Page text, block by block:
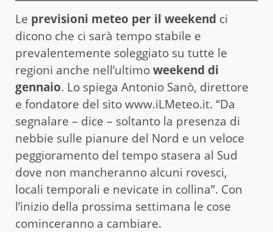
Le previsioni meteo per il weekend ci
dicono che ci sarà tempo stabile e
prevalentemente soleggiato su tutte le
regioni anche nell’ultimoweekend di
gennaio. Lo spiega Antonio Sanò, direttore
e fondatore del sito www.iLMeteo.it. “Da
segnalare – dice – soltanto la presenza di
nebbie sulle pianure del Nord e un veloce
peggioramento del tempo stasera al Sud
dove non mancheranno alcuni rovesci,
locali temporali e nevicate in collina”. Con
l’inizio della prossima settimana le cose
cominceranno a cambiare.